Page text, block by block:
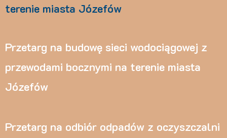
terenie miasta Józefów
Przetarg na budowę sieci wodociągowej z
przewodami bocznymi na terenie miasta
Józefów
Przetarg na odbiór odpadów z oczyszczalni